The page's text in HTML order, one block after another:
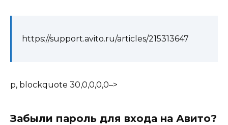
https://support.avito.ru/articles/215313647
p, blockquote 30,0,0,0,0–>
Забыли пароль для входа на Авито?